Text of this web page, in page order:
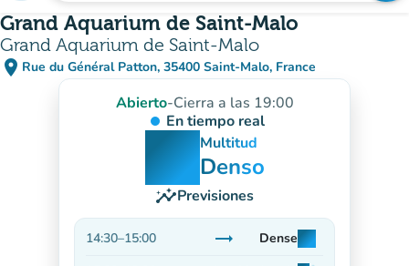
Grand Aquarium de Saint-Malo
Grand Aquarium de Saint-Malo
place Rue du Général Patton, 35400 Saint-Malo, France
(abrir en Google Maps)
(nueva pestaña)
Abierto-Cierra a las 19:00
En tiempo real
man
man
manMultitud
Denso
insightsPrevisiones
14:30–15:00 trending_flat Denseman
man
man